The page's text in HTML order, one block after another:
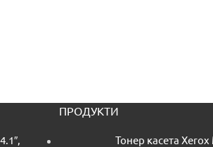
ПРОДУКТИ
Тонер касета Xerox